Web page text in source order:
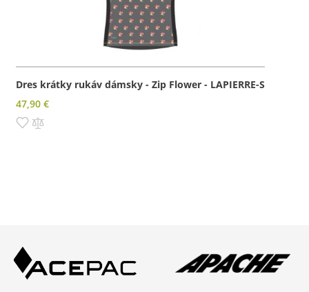
Dres krátky rukáv dámsky - Zip Flower - LAPIERRE-S
47,90 €
Pridať do zoznamu prianí